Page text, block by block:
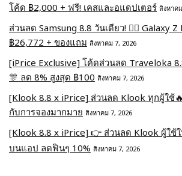
โค้ด ฿2,000 + ฟรี! เคสและอแดปเตอร์ สิงหาค
ส่วนลด Samsung 8.8 วันเดียว! ❤️‍🔥 Galaxy
฿26,772 + ของแถม สิงหาคม 7, 2026
[iPrice Exclusive] โค้ดส่วนลด Traveloka
🎊 ลด 8% สูงสุด​ ฿100 สิงหาคม 7, 2026
[Klook 8.8 x iPrice] ส่วนลด Klook ทุกผู้ใช้
กับการจองมากมาย สิงหาคม 7, 2026
[Klook 8.8 x iPrice] 👉 ส่วนลด Klook ผู้ใช้
บนแอป ลดฟินๆ 10% สิงหาคม 7, 2026